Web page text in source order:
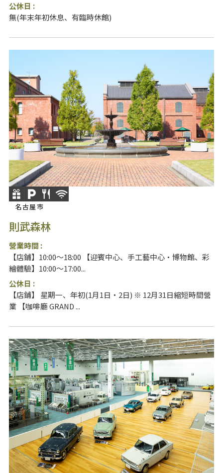
公休日 :
無(年末年初休息、有臨時休館)
名古屋市
則武森林
營業時間 :
【店鋪】10:00～18:00 【迎賓中心、手工藝中心・博物館、彩
繪體驗】10:00～17:00...
公休日 :
【店鋪】 星期一、年初(1月1日・2日) ※ 12月31日縮短時間營
業 【咖啡廳 GRAND ...